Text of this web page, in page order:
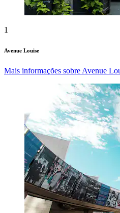
1
Avenue Louise
Mais informações sobre Avenue